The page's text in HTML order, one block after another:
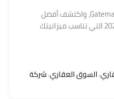
ابدأ رحلتك العقارية الآن مع Gatemasr، واكتشف أفضل
مشروعات العاصمة الإدارية 2026 التي تناسب ميزانيتك
,السوق العقاري,شركة